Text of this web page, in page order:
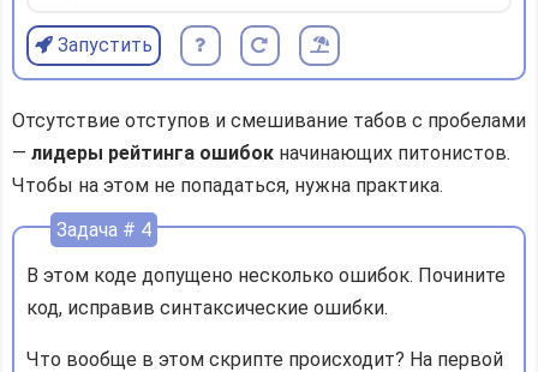
Запустить
Отсутствие отступов и смешивание табов с пробелами
— лидеры рейтинга ошибок начинающих питонистов.
Чтобы на этом не попадаться, нужна практика.
В этом коде допущено несколько ошибок. Почините
код, исправив синтаксические ошибки.
Что вообще в этом скрипте происходит? На первой
Задача # 4